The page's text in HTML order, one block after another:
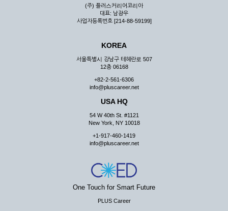
제7조 (회원의 의무)
① 회원은 ID와 비밀 번호에 관한 모든 관리의 책임이 있으며
② 회원은 이용신청서의 기재내용 중 변경된 내용이 있는 경우
서비스를 통하여 그 내용을 회사에 통지하여야 합니다.
③ 다른 회원의 ID와 비밀번호를 부당하게 사용하는 행위를
④ 회원은 회사의 서비스에서 타 사이트의 홍보행위를 하지 않
아야 하며 공공질서나 미풍약속에 위배되는 내용 혹은 저작권을
리 행위도 할 수 없습니다.
사가 통지하는 사항을 준수하여야 하며, 기타 회사의 업무에 방
해되는 행위를 하여서는 아니 됩니다.
제8조 (회원의 관리)
① 회원은 언제든 이 약관에 대한 동의를 철회할 수 있습니다.
(주) 플러스커리어코리아
대표: 남광우
사업자등록번호 [214-88-59199]
KOREA
서울특별시 강남구 테헤란로 507
12층 06168
+82-2-561-6306
info@pluscareer.net
USA HQ
54 W 40th St. #1121
New York, NY 10018
+1-917-460-1419
info@pluscareer.net
One Touch for Smart Future
PLUS Career